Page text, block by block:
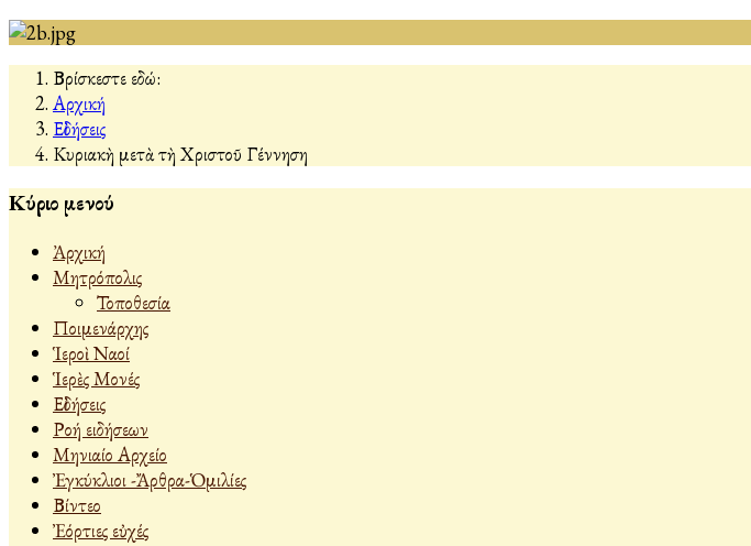
Βρίσκεστε εδώ:
Αρχική
Εἰδήσεις
Κυριακὴ μετὰ τὴ Χριστοῦ Γέννηση
Κύριο μενού
Ἀρχική
Μητρόπολις
Τοποθεσία
Ποιμενάρχης
Ἱεροὶ Ναοί
Ἱερὲς Μονές
Εἰδήσεις
Ροή ειδήσεων
Μηνιαίο Αρχείο
Ἐγκύκλιοι -Ἄρθρα-Ὁμιλίες
Βίντεο
Ἐόρτιες εὐχές